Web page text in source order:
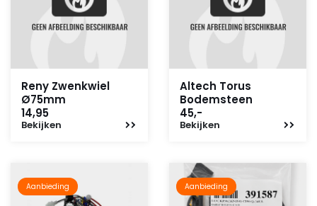
Reny Zwenkwiel
Ø75mm
14,95
Bekijken
Altech Torus
Bodemsteen
45,-
Bekijken
Aanbieding Aanbieding